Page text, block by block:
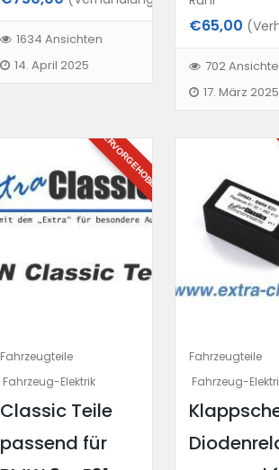
1634 Ansichten
14. April 2025
€65,00
702
17. März 2025
HERVORGEHOBEN
Fahrzeugteile
Fahrzeug-Elektrik
Classic Teile
passend für
Fahrzeugteile
Fahrzeug-